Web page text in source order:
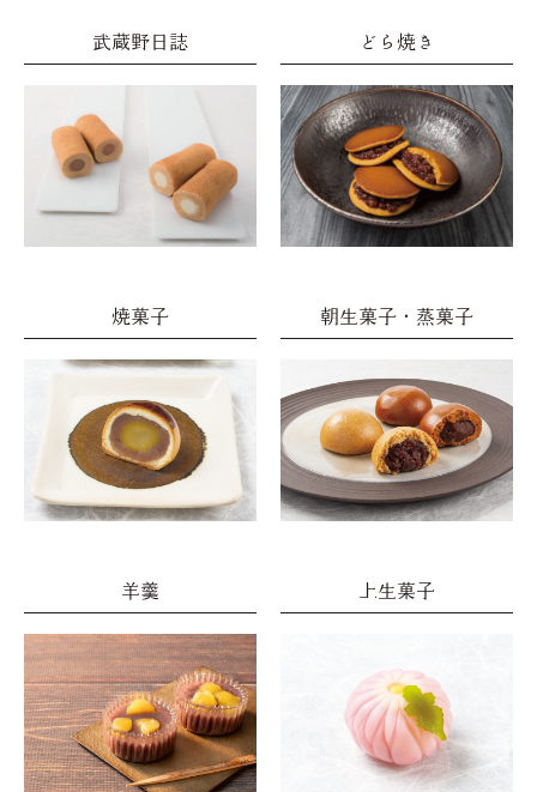
武蔵野日誌 どら焼き
焼菓子 朝生菓子・蒸菓子
羊羹 上生菓子